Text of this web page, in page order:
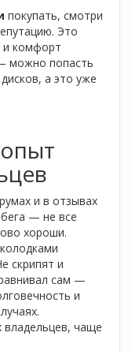
покупать, смотри
Это
и комфорт
можно попасть
а это уже
и в отзывах
— не все
хороши.
скрипят и
сам —
и
владельцев, чаще